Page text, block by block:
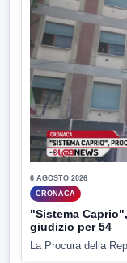
6 AGOSTO 2026
CRONACA
"Sistema
giudizio per 54
La Procura della